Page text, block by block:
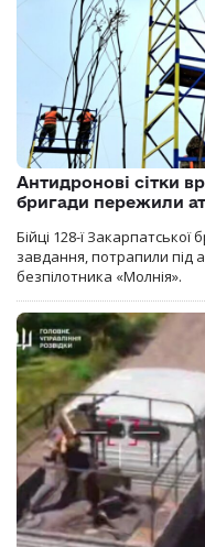
Антидронові сітки
бригади пережили
Бійці 128-ї
завдання, потрапили під
безпілотника «Молнія».